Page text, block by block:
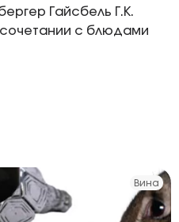
Гайсбель Г.К.
сочетании с блюдами
Вина